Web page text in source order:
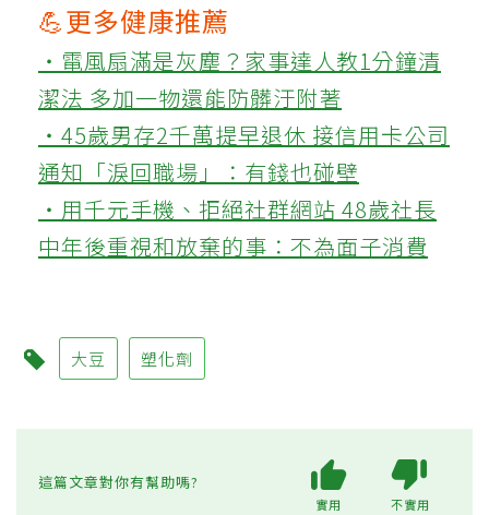
💪更多健康推薦
‧電風扇滿是灰塵？家事達人教1分鐘清
潔法 多加一物還能防髒汙附著
‧45歲男存2千萬提早退休 接信用卡公司
通知「淚回職場」：有錢也碰壁
‧用千元手機、拒絕社群網站 48歲社長
中年後重視和放棄的事：不為面子消費
大豆 塑化劑
這篇文章對你有幫助嗎?
實用 不實用